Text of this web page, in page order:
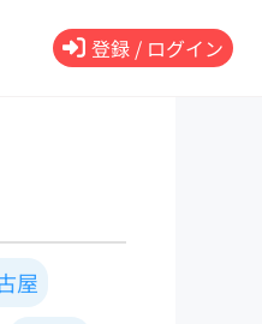
登録 / ログイン
屋